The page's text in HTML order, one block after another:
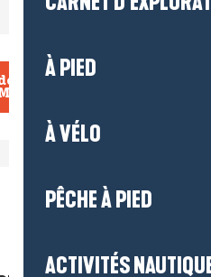
À PIED
À VÉLO
PÊCHE À PIED
ACTIVITÉS
RANDO_Fiche
La...